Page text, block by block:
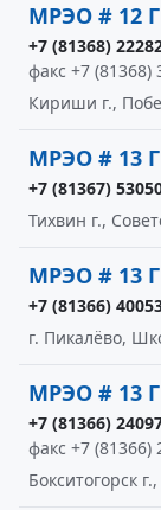
МРЭО # 12
+7 (81368)
факс +7 (81368)
Кириши г.,
МРЭО # 13
+7 (81367)
Тихвин г.,
МРЭО # 13
+7 (81366)
г. Пикалёво,
МРЭО # 13
+7 (81366)
факс +7 (81366)
Бокситогорск